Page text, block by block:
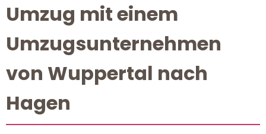
Umzug mit einem
Umzugsunternehmen
von Wuppertal nach
Hagen